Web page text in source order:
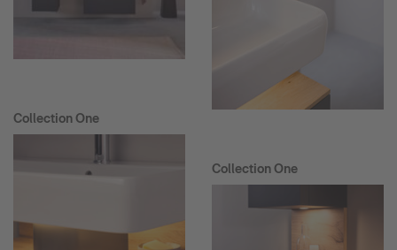
Collection One
Collection One